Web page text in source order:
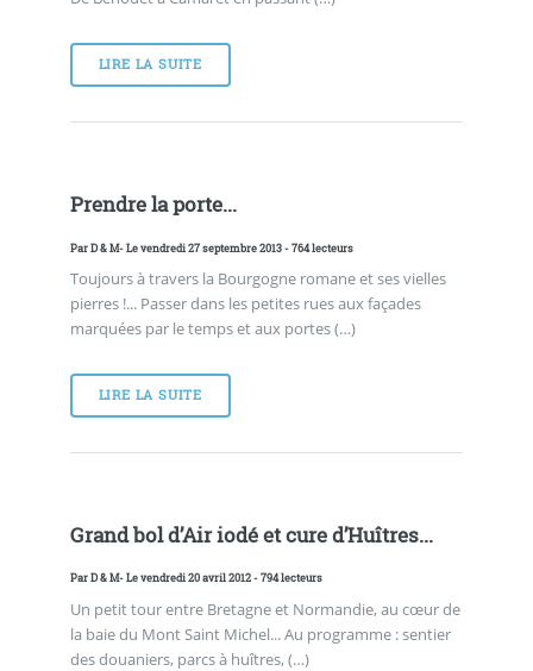
LIRE LA SUITE
Prendre la porte...
ParD & M- Le vendredi 27 septembre 2013 - 764 lecteurs
Toujours à travers la Bourgogne romane et ses vielles
pierres !... Passer dans les petites rues aux façades
marquées par le temps et aux portes (…)
LIRE LA SUITE
Grand bol d’Air iodé et cure d’Huîtres...
ParD & M- Le vendredi 20 avril 2012 - 794 lecteurs
Un petit tour entre Bretagne et Normandie, au cœur de
la baie du Mont Saint Michel... Au programme : sentier
des douaniers, parcs à huîtres, (…)